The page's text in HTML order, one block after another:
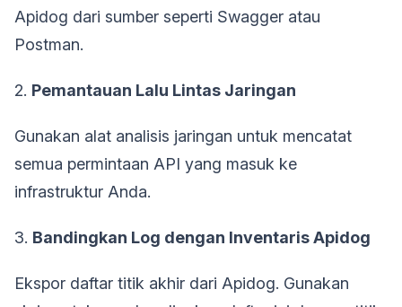
Apidog dari sumber seperti Swagger atau
Postman.
2. Pemantauan Lalu Lintas Jaringan
Gunakan alat analisis jaringan untuk mencatat
semua permintaan API yang masuk ke
infrastruktur Anda.
3. Bandingkan Log dengan Inventaris Apidog
Ekspor daftar titik akhir dari Apidog. Gunakan